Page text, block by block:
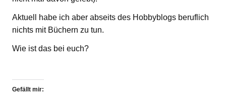
Aktuell habe ich aber abseits des Hobbyblogs beruflich
nichts mit Büchern zu tun.
Wie ist das bei euch?
Gefällt mir: